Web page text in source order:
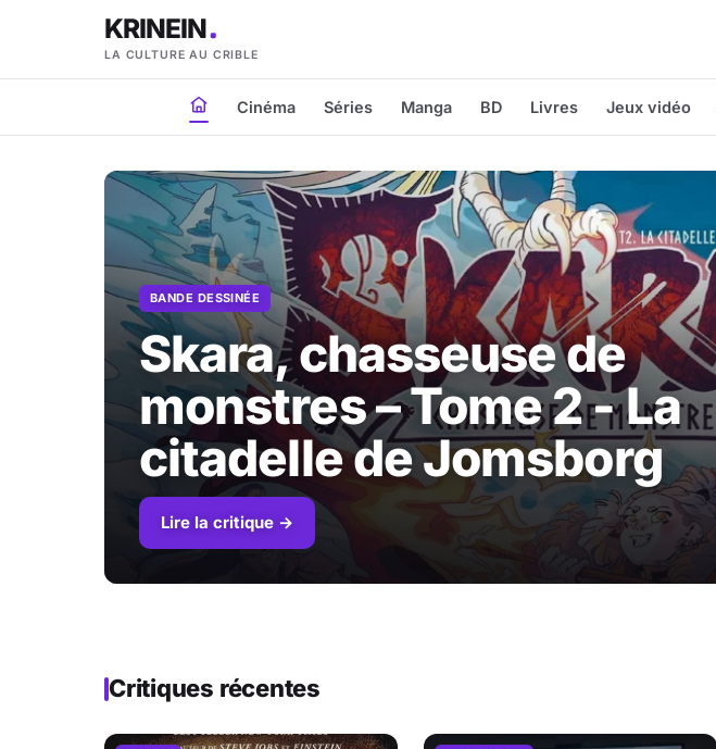
KRINEIN
LA CULTURE AU CRIBLE
Cinéma Séries Manga BD Livres Jeux vidéo
BANDE DESSINÉE
Skara, chasseuse de
monstres – Tome 2 - La
citadelle de Jomsborg
Lire la critique →
Critiques récentes